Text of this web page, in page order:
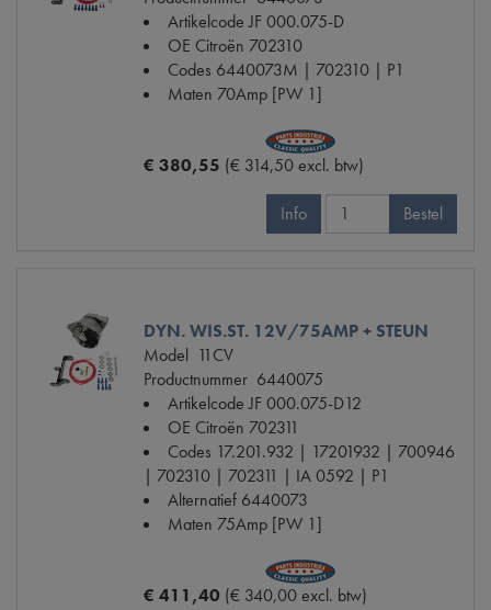
Artikelcode JF000.075-D
OE Citroën 702310
Codes 6440073M | 702310 | P1
Maten 70Amp [PW 1]
€ 380,55 (€ 314,50 excl. btw)
Info Bestel
DYN. WIS.ST. 12V/75AMP + STEUN
Model 11CV
Productnummer 6440075
Artikelcode JF000.075-D12
OE Citroën 702311
Codes 17.201.932 | 17201932 | 700946
| 702310 | 702311 | IA 0592 | P1
Alternatief 6440073
Maten 75Amp [PW 1]
€ 411,40 (€ 340,00 excl. btw)